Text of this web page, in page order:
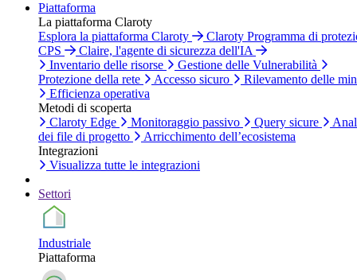
Piattaforma
La piattaforma Claroty
Esplora la piattaforma Claroty
Claroty Programma di
CPS
Claire, l'agente di sicurezza dell'IA
Inventario delle risorse
Gestione delle Vulnerabilità
Protezione della rete
Accesso sicuro
Rilevamento delle
Efficienza operativa
Metodi di scoperta
Claroty Edge
Monitoraggio passivo Query sicure
dei file di progetto
Arricchimento dell’ecosistema
Integrazioni
Visualizza tutte le integrazioni
Settori
Industriale
Piattaforma